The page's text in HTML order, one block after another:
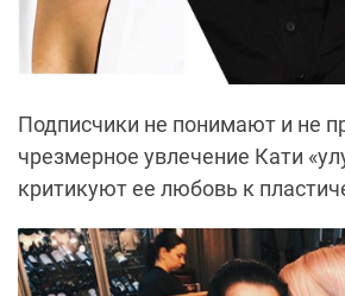
Подписчики не понимают и не
чрезмерное увлечение Кати
критикуют ее любовь к